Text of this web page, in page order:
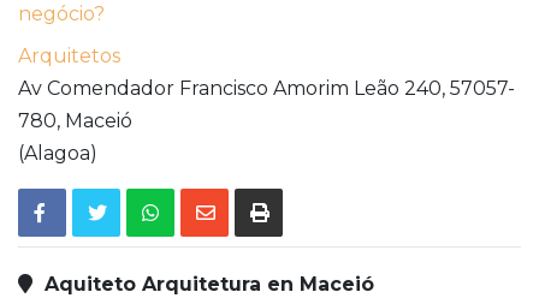
negócio?
Arquitetos
Av Comendador Francisco Amorim Leão 240, 57057-
780, Maceió
(Alagoa)
Aquiteto Arquitetura en Maceió